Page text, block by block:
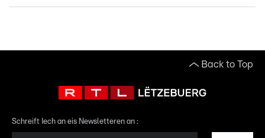
Back to Top
Schreift Iech an eis Newsletteren an :